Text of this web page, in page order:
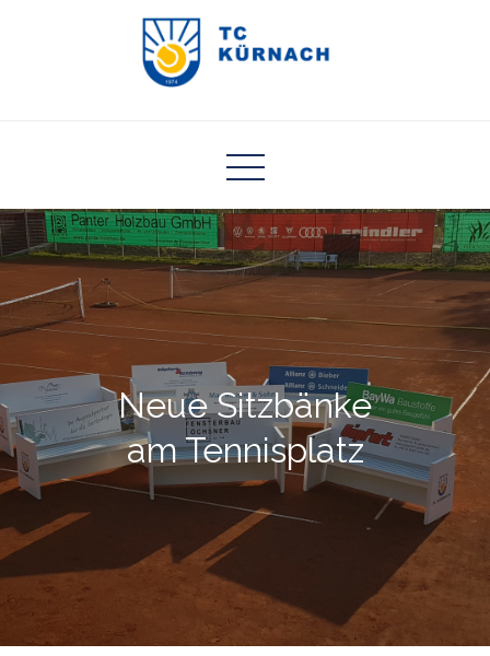
Neue Sitzbänke
am Tennisplatz